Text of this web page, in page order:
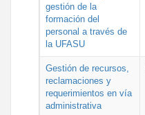
gestión de la
formación del
personal a través de
la UFASU
Gestión de recursos,
reclamaciones y
requerimientos en vía
administrativa